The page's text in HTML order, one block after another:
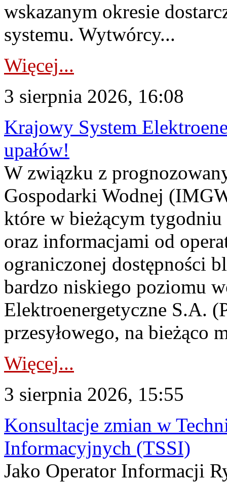
wskazanym okresie
systemu. Wytwórcy...
Więcej...
3 sierpnia 2026, 16:08
Krajowy System
upałów!
W związku z
Gospodarki Wodnej
które w bieżącym tygodniu
oraz informacjami od
ograniczonej dostępności
bardzo niskiego poziomu
Elektroenergetyczne S.A.
przesyłowego, na bieżąco
Więcej...
3 sierpnia 2026, 15:55
Konsultacje zmian w
Informacyjnych (TSSI)
Jako Operator Informacji